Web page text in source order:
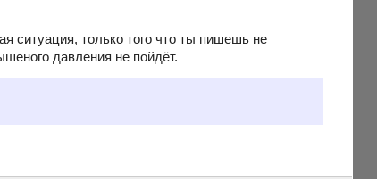
ситуация, только того что ты пишешь не
давления не пойдёт.